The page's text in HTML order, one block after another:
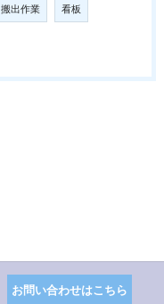
搬出作業 看板
お問い合わせはこちら